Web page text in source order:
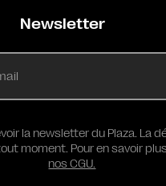
Newsletter
RGPD
la newsletter du Plaza. La
moment. Pour en savoir
nos CGU.